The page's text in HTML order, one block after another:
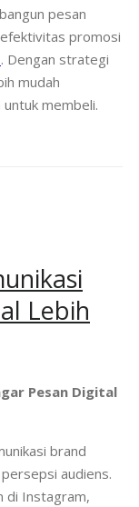
pesan
promosi
. Dengan strategi
mudah
untuk membeli.
Lebih
Pesan Digital
brand
audiens.
di Instagram,